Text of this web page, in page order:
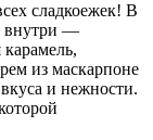
сладкоежек! В
внутри —
из маскарпоне
и нежности.